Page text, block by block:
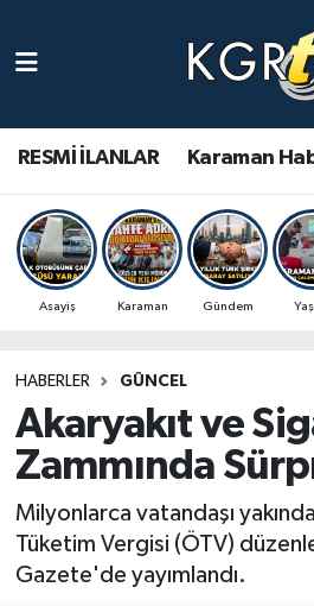
RESMİ İLANLAR Karaman
Asayiş Karaman Gündem
HABERLER GÜNCEL
Akaryakıt ve
Zammında
Milyonlarca vatandaşı
Tüketim Vergisi (ÖTV)
Gazete'de yayımlandı.
Gündem Haberleri
Güncel Haberler
Spor Haberleri
Ulusal Haberler
Vefat Edenler